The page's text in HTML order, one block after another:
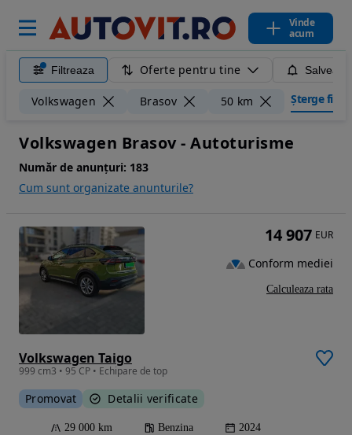
Vinde
acum
Filtreaza Oferte pentru tine
Volkswagen Brasov 50 km Șterge
Volkswagen Brasov - Autoturisme
Număr de anunțuri: 183
Cum sunt organizate anunturile?
Volkswagen Taigo
999 cm3 • 95 CP • Echipare de top
Promovat Detalii verificate
29 000 km Benzina 2024
14 907 EUR
Conform mediei
Calculeaza rata